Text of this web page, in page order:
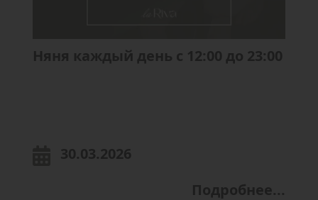
Няня каждый день с 12:00 до 23:00
30.03.2026
Подробнее...